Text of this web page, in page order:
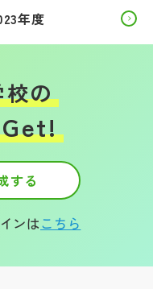
年度
校の
Get!
する
ンはこちら